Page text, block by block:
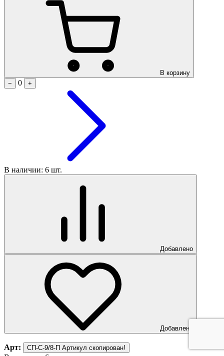
В корзину
−
0 +
В наличии: 6 шт.
Добавлено
Добавлено
Арт: СП-С-9/8-П Артикул скопирован!